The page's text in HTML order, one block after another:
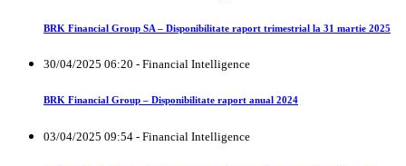
BRK Financial Group SA – Disponibilitate raport trimestrial la 31 martie 2025
30/04/2025 06:20 - Financial Intelligence
BRK Financial Group – Disponibilitate raport anual 2024
03/04/2025 09:54 - Financial Intelligence